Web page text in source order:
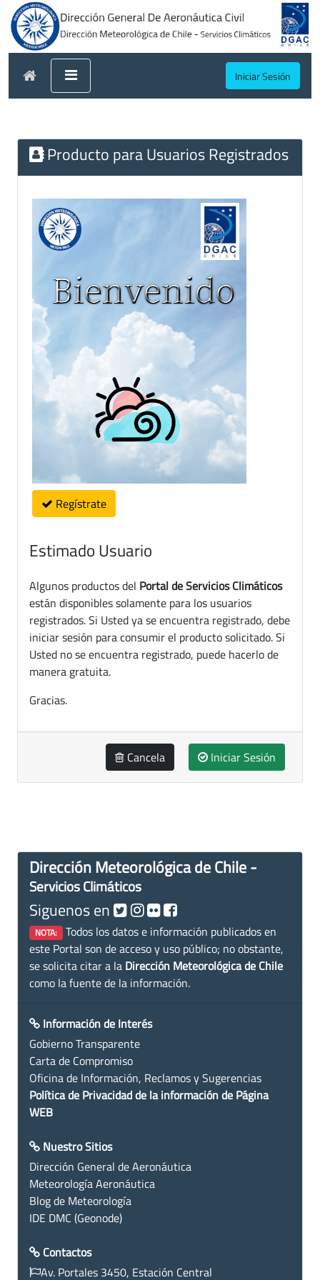
Iniciar Sesión
Producto para Usuarios Registrados
Regístrate
Estimado Usuario
Algunos productos del Portal de Servicios Climáticos
están disponibles solamente para los usuarios
registrados. Si Usted ya se encuentra registrado, debe
iniciar sesión para consumir el producto solicitado. Si
Usted no se encuentra registrado, puede hacerlo de
manera gratuita.
Gracias.
Cancela Iniciar Sesión
Dirección Meteorológica de Chile -
Servicios Climáticos
Siguenos en
NOTA: Todos los datos e información publicados en
este Portal son de acceso y uso público; no obstante,
se solicita citar a la Dirección Meteorológica de Chile
como la fuente de la información.
Información de Interés
Gobierno Transparente
Carta de Compromiso
Oficina de Información, Reclamos y Sugerencias
Política de Privacidad de la información de Página
WEB
Nuestro Sitios
Dirección General de Aeronáutica
Meteorología Aeronáutica
Blog de Meteorología
IDE DMC (Geonode)
Contactos
Av. Portales 3450, Estación Central